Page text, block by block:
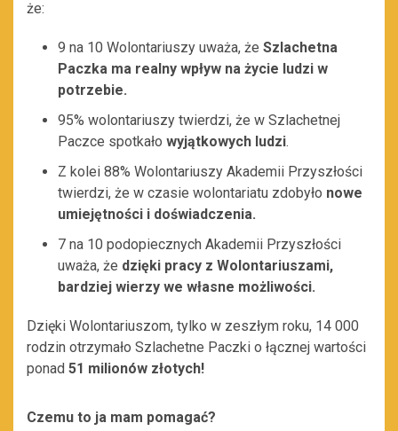
że:
9 na 10 Wolontariuszy uważa, że Szlachetna
Paczka ma realny wpływ na życie ludzi w
potrzebie.
95% wolontariuszy twierdzi, że w Szlachetnej
Paczce spotkało wyjątkowych ludzi.
Z kolei 88% Wolontariuszy Akademii Przyszłości
twierdzi, że w czasie wolontariatu zdobyło nowe
umiejętności i doświadczenia.
7 na 10 podopiecznych Akademii Przyszłości
uważa, że dzięki pracy z Wolontariuszami,
bardziej wierzy we własne możliwości.
Dzięki Wolontariuszom, tylko w zeszłym roku, 14 000
rodzin otrzymało Szlachetne Paczki o łącznej wartości
ponad 51 milionów złotych!
Czemu to ja mam pomagać?